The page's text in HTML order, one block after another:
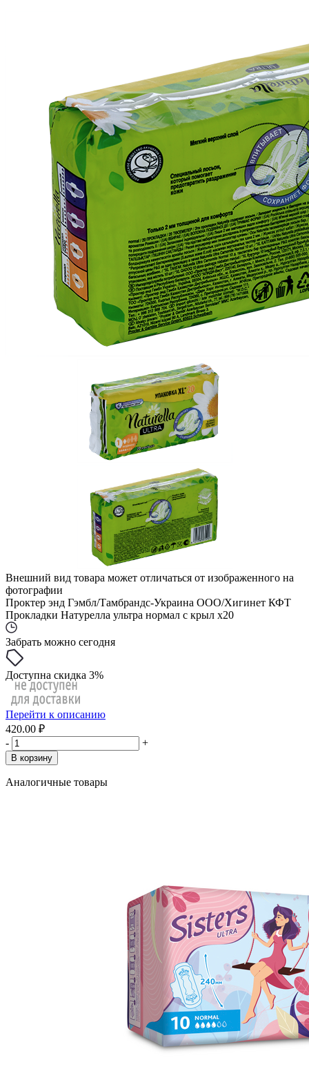
Внешний вид товара может отличаться от изображенного на
фотографии
Проктер энд Гэмбл/Тамбрандс-Украина ООО/Хигинет КФТ
Прокладки Натурелла ультра нормал с крыл x20
Забрать можно сегодня
Доступна скидка 3%
Перейти к описанию
420.00 ₽
-
+
В корзину
Аналогичные товары